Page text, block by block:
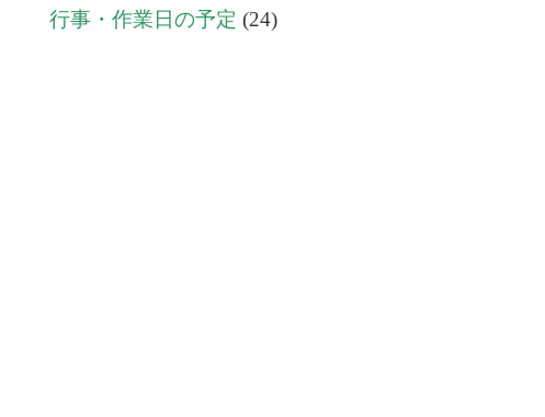
行事・作業日の予定 (24)